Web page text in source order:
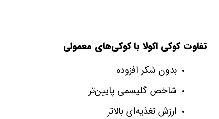
تفاوت کوکی اکولا با کوکی‌های معمولی
بدون شکر افزوده
شاخص گلیسمی پایین‌تر
ارزش تغذیه‌ای بالاتر